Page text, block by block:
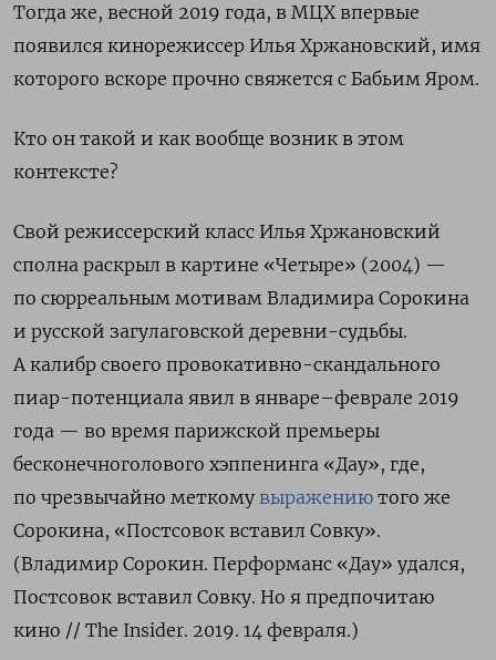
Тогда же, весной 2019 года, в МЦХ впервые
появился кинорежиссер Илья Хржановский, имя
которого вскоре прочно свяжется с Бабьим Яром.
Кто он такой и как вообще возник в этом
контексте?
Свой режиссерский класс Илья Хржановский
сполна раскрыл в картине «Четыре» (2004) —
по сюрреальным мотивам Владимира Сорокина
и русской загулаговской деревни-судьбы.
А калибр своего провокативно-скандального
пиар-потенциала явил в январе–феврале 2019
года — во время парижской премьеры
бесконечноголового хэппенинга «Дау», где,
по чрезвычайно меткому выражению того же
Сорокина, «Постсовок вставил Совку».
(Владимир Сорокин. Перформанс «Дау» удался,
Постсовок вставил Совку. Но я предпочитаю
кино // The Insider. 2019. 14 февраля.)